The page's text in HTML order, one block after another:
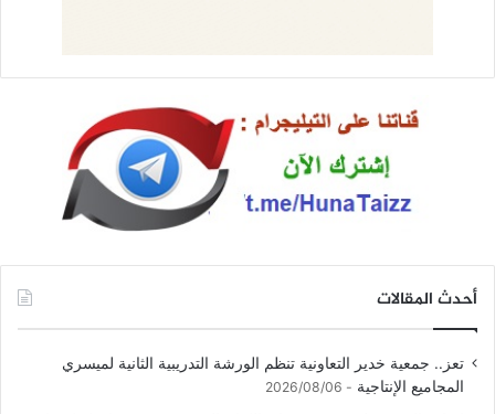
أحدث المقالات
تعز.. جمعية خدير التعاونية تنظم الورشة التدريبية الثانية لميسري
المجاميع الإنتاجية
2026/08/06